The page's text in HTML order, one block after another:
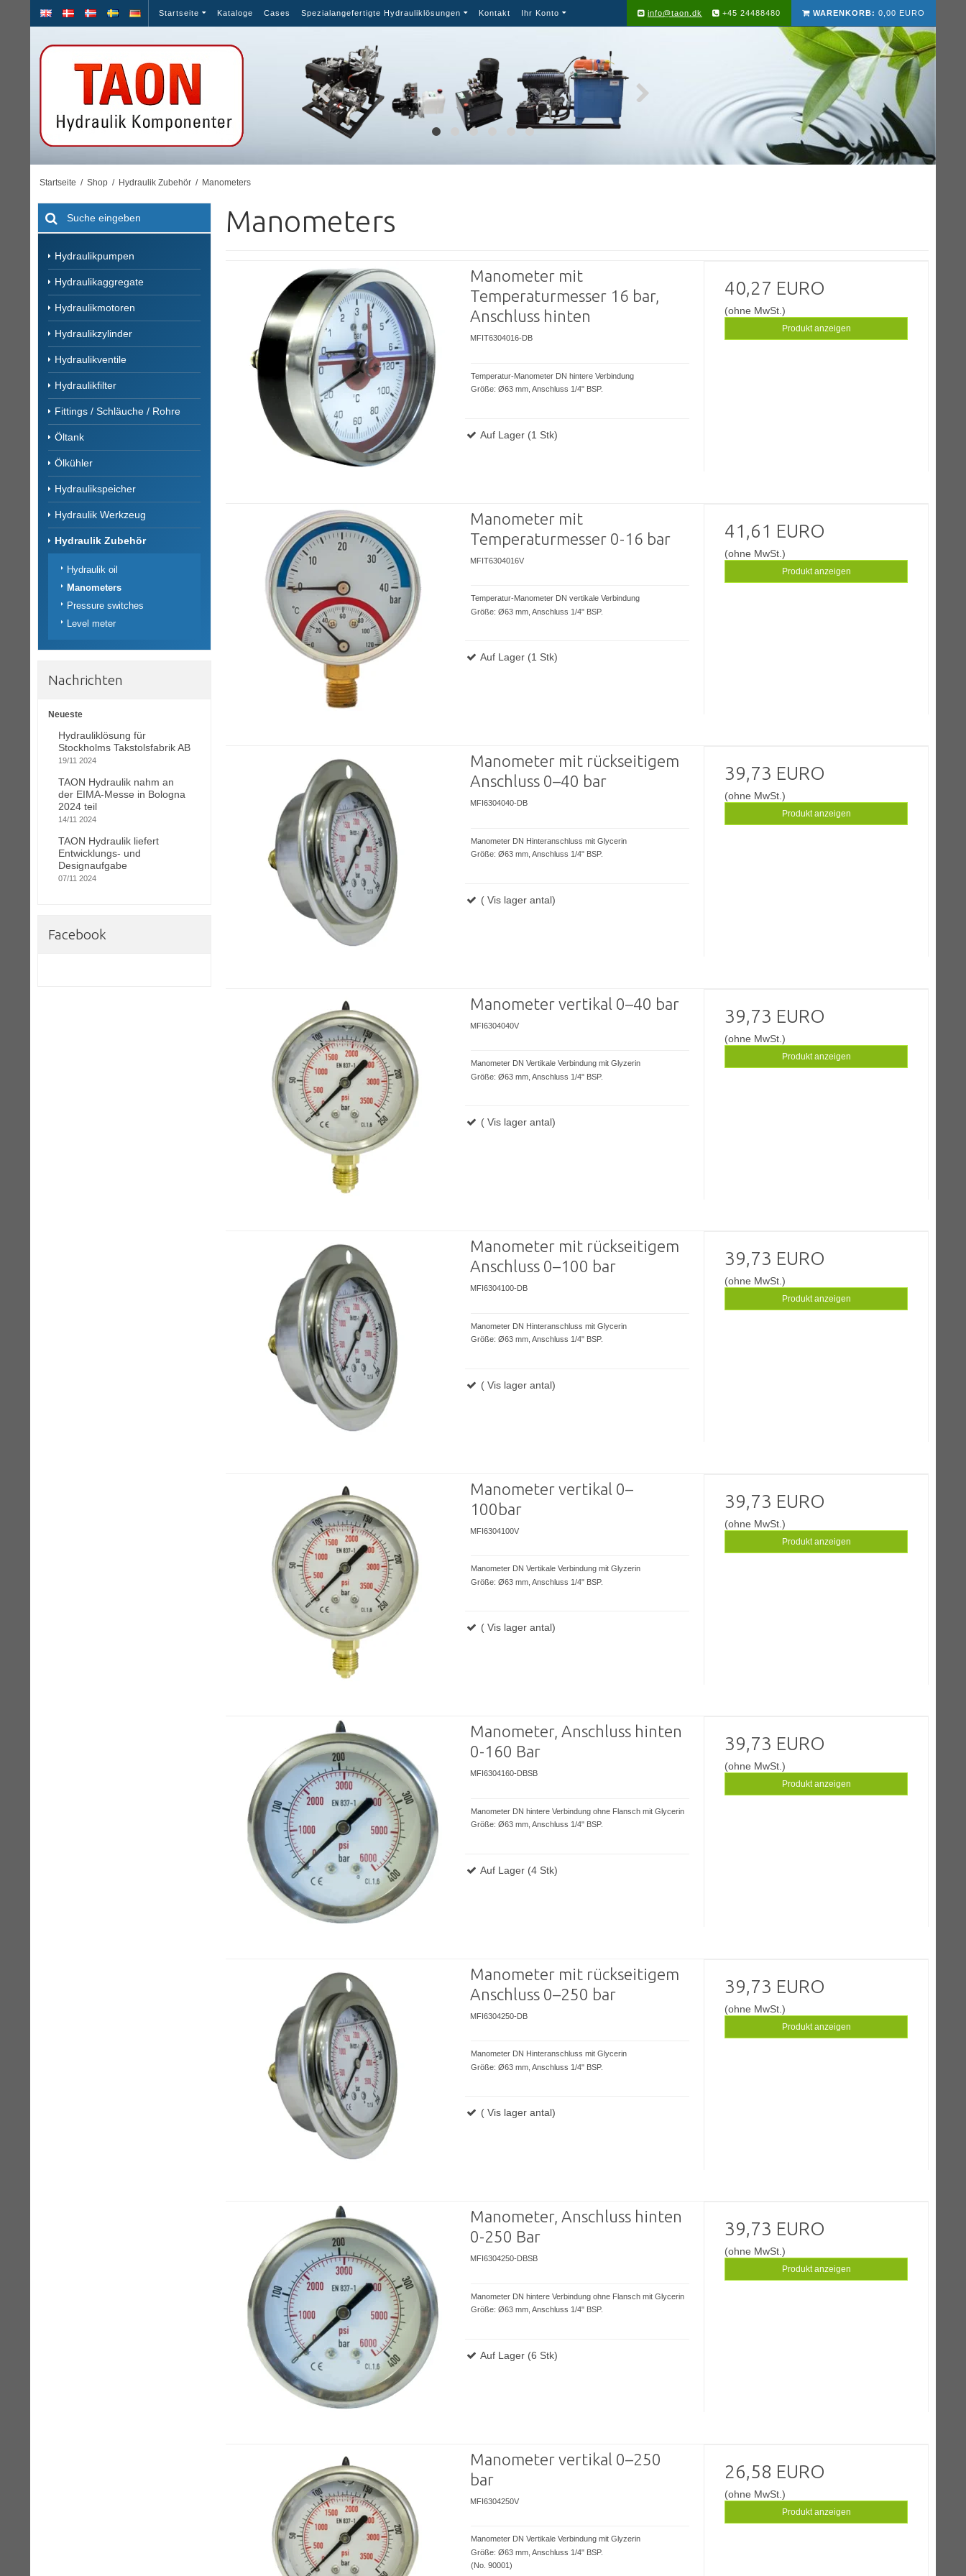
Startseite Kataloge Cases Spezialangefertigte Hydrauliklösungen Kontakt Ihr Konto WARENKORB: 0,00 EURO
info@taon.dk +45 24488480
Startseite / Shop / Hydraulik Zubehör / Manometers
Hydraulikpumpen
Hydraulikaggregate
Hydraulikmotoren
Hydraulikzylinder
Hydraulikventile
Hydraulikfilter
Fittings / Schläuche / Rohre
Öltank
Ölkühler
Hydraulikspeicher
Hydraulik Werkzeug
Hydraulik Zubehör
Hydraulik oil
Manometers
Pressure switches
Level meter
Nachrichten
Neueste
Hydrauliklösung für
Stockholms Takstolsfabrik AB
19/11 2024
TAON Hydraulik nahm an
der EIMA-Messe in Bologna
2024 teil
14/11 2024
TAON Hydraulik liefert
Entwicklungs- und
Designaufgabe
07/11 2024
Facebook
Manometers
Manometer mit
Temperaturmesser 16 bar,
Anschluss hinten
MFIT6304016-DB
Temperatur-Manometer DN hintere Verbindung
Größe: Ø63 mm, Anschluss 1/4" BSP.
Auf Lager (1 Stk)
40,27 EURO
(ohne MwSt.)
Produkt anzeigen
Manometer mit
Temperaturmesser 0-16 bar
MFIT6304016V
Temperatur-Manometer DN vertikale Verbindung
Größe: Ø63 mm, Anschluss 1/4" BSP.
Auf Lager (1 Stk)
41,61 EURO
(ohne MwSt.)
Produkt anzeigen
Manometer mit rückseitigem
Anschluss 0–40 bar
MFI6304040-DB
Manometer DN Hinteranschluss mit Glycerin
Größe: Ø63 mm, Anschluss 1/4" BSP.
( Vis lager antal)
39,73 EURO
(ohne MwSt.)
Produkt anzeigen
Manometer vertikal 0–40 bar
MFI6304040V
Manometer DN Vertikale Verbindung mit Glyzerin
Größe: Ø63 mm, Anschluss 1/4" BSP.
( Vis lager antal)
39,73 EURO
(ohne MwSt.)
Produkt anzeigen
Manometer mit rückseitigem
Anschluss 0–100 bar
MFI6304100-DB
Manometer DN Hinteranschluss mit Glycerin
Größe: Ø63 mm, Anschluss 1/4" BSP.
( Vis lager antal)
39,73 EURO
(ohne MwSt.)
Produkt anzeigen
Manometer vertikal 0–
100bar
MFI6304100V
Manometer DN Vertikale Verbindung mit Glyzerin
Größe: Ø63 mm, Anschluss 1/4" BSP.
( Vis lager antal)
39,73 EURO
(ohne MwSt.)
Produkt anzeigen
Manometer, Anschluss hinten
0-160 Bar
MFI6304160-DBSB
Manometer DN hintere Verbindung ohne Flansch mit Glycerin
Größe: Ø63 mm, Anschluss 1/4" BSP.
Auf Lager (4 Stk)
39,73 EURO
(ohne MwSt.)
Produkt anzeigen
Manometer mit rückseitigem
Anschluss 0–250 bar
MFI6304250-DB
Manometer DN Hinteranschluss mit Glycerin
Größe: Ø63 mm, Anschluss 1/4" BSP.
( Vis lager antal)
39,73 EURO
(ohne MwSt.)
Produkt anzeigen
Manometer, Anschluss hinten
0-250 Bar
MFI6304250-DBSB
Manometer DN hintere Verbindung ohne Flansch mit Glycerin
Größe: Ø63 mm, Anschluss 1/4" BSP.
Auf Lager (6 Stk)
39,73 EURO
(ohne MwSt.)
Produkt anzeigen
Manometer vertikal 0–250
bar
MFI6304250V
Manometer DN Vertikale Verbindung mit Glyzerin
Größe: Ø63 mm, Anschluss 1/4" BSP.
(No. 90001)
26,58 EURO
(ohne MwSt.)
Produkt anzeigen